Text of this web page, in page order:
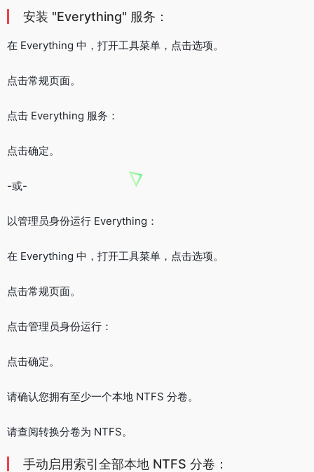
安装 "Everything" 服务：
在 Everything 中，打开工具菜单，点击选项。
点击常规页面。
点击 Everything 服务：
点击确定。
-或-
以管理员身份运行 Everything：
在 Everything 中，打开工具菜单，点击选项。
点击常规页面。
点击管理员身份运行：
点击确定。
请确认您拥有至少一个本地 NTFS 分卷。
请查阅转换分卷为 NTFS。
手动启用索引全部本地 NTFS 分卷：